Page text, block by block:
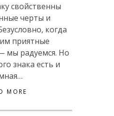
свойственны
черты и
когда
приятные
мы радуемся. Но
знака есть и
MORE